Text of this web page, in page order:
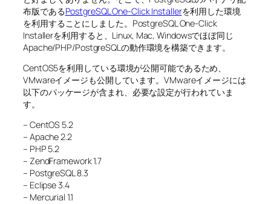
布版であるPostgreSQL One-Click Installerを利用した環境
を利用することにしました。PostgreSQL One-Click
Installerを利用すると、Linux, Mac, Windowsでほぼ同じ
Apache/PHP/PostgreSQLの動作環境を構築できます。
CentOS5を利用している環境が公開可能であるため、
VMwareイメージも公開しています。VMwareイメージには
以下のパッケージが含まれ、必要な設定が行われていま
す。
– CentOS 5.2
– Apache 2.2
– PHP 5.2
– ZendFramework 1.7
– PostgreSQL 8.3
– Eclipse 3.4
– Mercurial 1.1